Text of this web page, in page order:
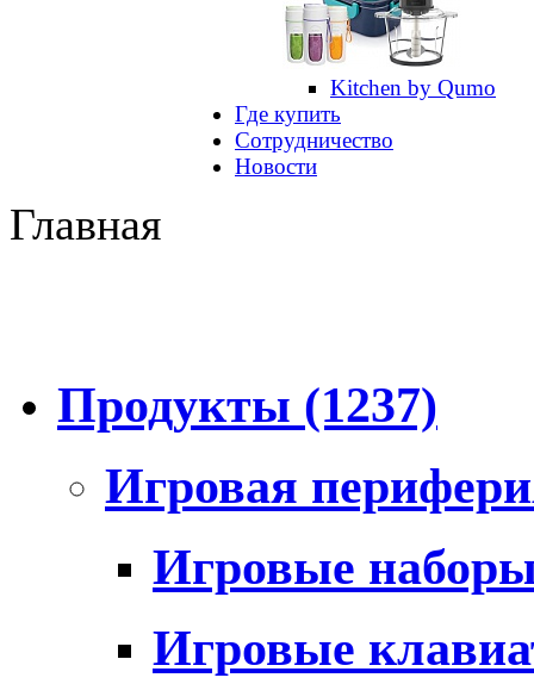
Kitchen by Qumo
Где купить
Сотрудничество
Новости
Главная
Продукты (1237)
Игровая
Игровые
Игровые